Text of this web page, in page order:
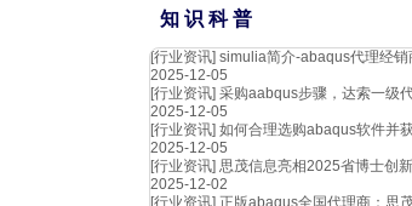
知 识 科 普
[行业资讯] simulia简介-abaqus代理经销
2025-12-05
[行业资讯] 采购aabqus步骤，达索一级
2025-12-05
[行业资讯] 如何合理选购abaqus软件并
2025-12-05
[行业资讯] 思茂信息亮相2025省博士创
2025-12-02
[行业资讯] 正版abaqus全国代理商：